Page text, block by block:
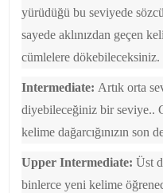
yürüdüğü bu seviyede
sayede aklınızdan geçen
cümlelere dökebileceksiniz.
Intermediate: Artık orta
diyebileceğiniz bir seviye..
kelime dağarcığınızın son
Upper Intermediate: Üst
binlerce yeni kelime